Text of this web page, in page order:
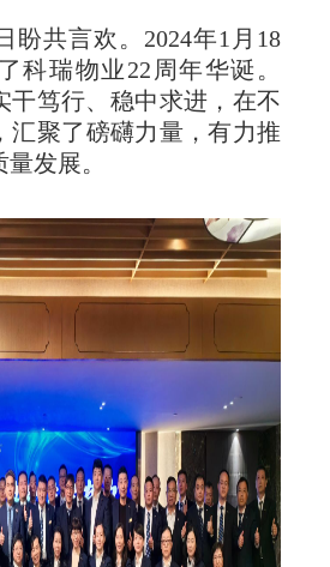
盼共言欢。2024年1月18
科瑞物业22周年华诞。
干笃行、稳中求进，在不
汇聚了磅礴力量，有力推
发展。